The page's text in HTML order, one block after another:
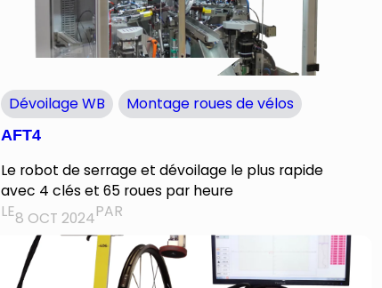
Dévoilage WB Montage roues de vélos
AFT4
Le robot de serrage et dévoilage le plus rapide
avec 4 clés et 65 roues par heure
LE8 OCT 2024PAR